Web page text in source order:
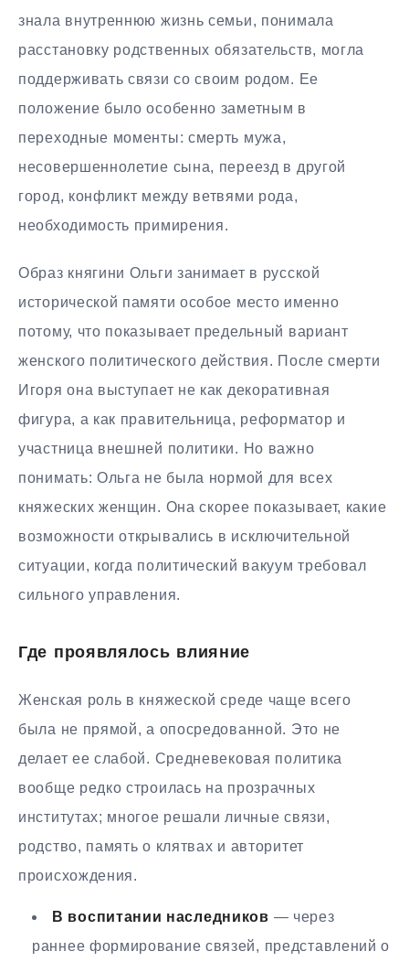
знала внутреннюю жизнь семьи, понимала
расстановку родственных обязательств, могла
поддерживать связи со своим родом. Ее
положение было особенно заметным в
переходные моменты: смерть мужа,
несовершеннолетие сына, переезд в другой
город, конфликт между ветвями рода,
необходимость примирения.
Образ княгини Ольги занимает в русской
исторической памяти особое место именно
потому, что показывает предельный вариант
женского политического действия. После смерти
Игоря она выступает не как декоративная
фигура, а как правительница, реформатор и
участница внешней политики. Но важно
понимать: Ольга не была нормой для всех
княжеских женщин. Она скорее показывает, какие
возможности открывались в исключительной
ситуации, когда политический вакуум требовал
сильного управления.
Где проявлялось влияние
Женская роль в княжеской среде чаще всего
была не прямой, а опосредованной. Это не
делает ее слабой. Средневековая политика
вообще редко строилась на прозрачных
институтах; многое решали личные связи,
родство, память о клятвах и авторитет
происхождения.
В воспитании наследников — через
раннее формирование связей, представлений о